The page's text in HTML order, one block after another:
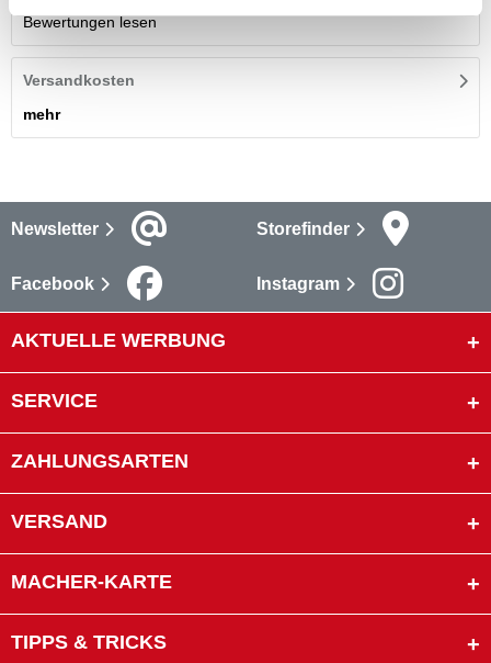
Bewertungen lesen
Versandkosten
mehr
Newsletter Storefinder
Facebook Instagram
AKTUELLE WERBUNG
SERVICE
ZAHLUNGSARTEN
VERSAND
MACHER-KARTE
TIPPS & TRICKS